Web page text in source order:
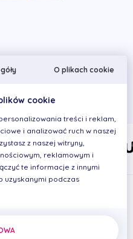
O plikach cookie
cookie
treści i reklam,
i analizować ruch w naszej
z naszej witryny,
reklamowym i
te informacje z innymi
uzyskanymi podczas